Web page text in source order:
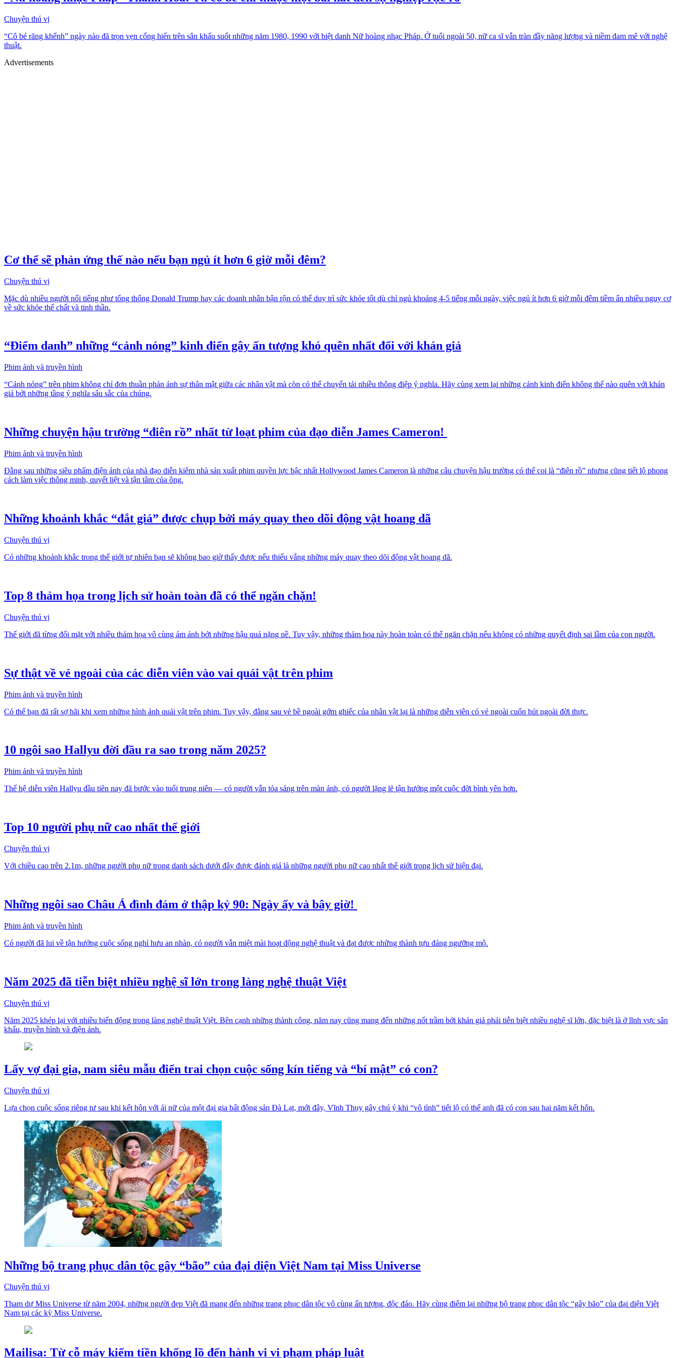
Chuyện thú vị
“Cô bé răng khểnh” ngày nào đã trọn vẹn cống hiến trên sân khấu suốt những năm 1980, 1990 với biệt danh Nữ hoàng nhạc Pháp. Ở tuổi ngoài 50, nữ ca sĩ vẫn tràn đầy năng lượng và niềm đam mê với nghệ
thuật.
Advertisements
Cơ thể sẽ phản ứng thế nào nếu bạn ngủ ít hơn 6 giờ mỗi đêm?
Chuyện thú vị
Mặc dù nhiều người nổi tiếng như tổng thống Donald Trump hay các doanh nhân bận rộn có thể duy trì sức khỏe tốt dù chỉ ngủ khoảng 4-5 tiếng mỗi ngày, việc ngủ ít hơn 6 giờ mỗi đêm tiềm ẩn nhiều nguy cơ
về sức khỏe thể chất và tinh thần.
“Điểm danh” những “cảnh nóng” kinh điển gây ấn tượng khó quên nhất đối với khán giả
Phim ảnh và truyền hình
“Cảnh nóng” trên phim không chỉ đơn thuần phản ánh sự thân mật giữa các nhân vật mà còn có thể chuyển tải nhiều thông điệp ý nghĩa. Hãy cùng xem lại những cảnh kinh điển không thể nào quên với khán
giả bởi những tầng ý nghĩa sâu sắc của chúng.
Những chuyện hậu trường “điên rồ” nhất từ loạt phim của đạo diễn James Cameron!
Phim ảnh và truyền hình
Đằng sau những siêu phẩm điện ảnh của nhà đạo diễn kiêm nhà sản xuất phim quyền lực bậc nhất Hollywood James Cameron là những câu chuyện hậu trường có thể coi là “điên rồ” nhưng cũng tiết lộ phong
cách làm việc thông minh, quyết liệt và tận tâm của ông.
Những khoảnh khắc “đắt giá” được chụp bởi máy quay theo dõi động vật hoang dã
Chuyện thú vị
Có những khoảnh khắc trong thế giới tự nhiên bạn sẽ không bao giờ thấy được nếu thiếu vắng những máy quay theo dõi động vật hoang dã.
Top 8 thảm họa trong lịch sử hoàn toàn đã có thể ngăn chặn!
Chuyện thú vị
Thế giới đã từng đối mặt với nhiều thảm họa vô cùng ám ảnh bởi những hậu quả nặng nề. Tuy vậy, những thảm họa này hoàn toàn có thể ngăn chặn nếu không có những quyết định sai lầm của con người.
Sự thật về vẻ ngoài của các diễn viên vào vai quái vật trên phim
Phim ảnh và truyền hình
Có thể bạn đã rất sợ hãi khi xem những hình ảnh quái vật trên phim. Tuy vậy, đằng sau vẻ bề ngoài gớm ghiếc của nhân vật lại là những diễn viên có vẻ ngoài cuốn hút ngoài đời thực.
10 ngôi sao Hallyu đời đầu ra sao trong năm 2025?
Phim ảnh và truyền hình
Thế hệ diễn viên Hallyu đầu tiên nay đã bước vào tuổi trung niên — có người vẫn tỏa sáng trên màn ảnh, có người lặng lẽ tận hưởng một cuộc đời bình yên hơn.
Top 10 người phụ nữ cao nhất thế giới
Chuyện thú vị
Với chiều cao trên 2.1m, những người phụ nữ trong danh sách dưới đây được đánh giá là những người phụ nữ cao nhất thế giới trong lịch sử hiện đại.
Những ngôi sao Châu Á đình đám ở thập kỷ 90: Ngày ấy và bây giờ!
Phim ảnh và truyền hình
Có người đã lui về tận hưởng cuộc sống nghỉ hưu an nhàn, có người vẫn miệt mài hoạt động nghệ thuật và đạt được những thành tựu đáng ngưỡng mộ.
Năm 2025 đã tiễn biệt nhiều nghệ sĩ lớn trong làng nghệ thuật Việt
Chuyện thú vị
Năm 2025 khép lại với nhiều biến động trong làng nghệ thuật Việt. Bên cạnh những thành công, năm nay cũng mang đến những nốt trầm bởi khán giả phải tiễn biệt nhiều nghệ sĩ lớn, đặc biệt là ở lĩnh vực sân
khấu, truyền hình và điện ảnh.
Lấy vợ đại gia, nam siêu mẫu điển trai chọn cuộc sống kín tiếng và “bí mật” có con?
Chuyện thú vị
Lựa chọn cuộc sống riêng tư sau khi kết hôn với ái nữ của một đại gia bất động sản Đà Lạt, mới đây, Vĩnh Thụy gây chú ý khi “vô tình” tiết lộ có thể anh đã có con sau hai năm kết hôn.
Những bộ trang phục dân tộc gây “bão” của đại diện Việt Nam tại Miss Universe
Chuyện thú vị
Tham dự Miss Universe từ năm 2004, những người đẹp Việt đã mang đến những trang phục dân tộc vô cùng ấn tượng, độc đáo. Hãy cùng điểm lại những bộ trang phục dân tộc “gây bão” của đại diện Việt
Nam tại các kỳ Miss Universe.
Mailisa: Từ cỗ máy kiếm tiền khổng lồ đến hành vi vi phạm pháp luật